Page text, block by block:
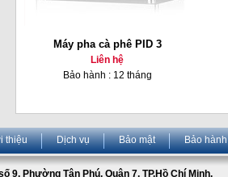
Máy pha cà phê PID 3
Liên hệ
Bảo hành : 12 tháng
thiệu Dịch vụ Bảo mật Bảo hành
9, Phường Tân Phú, Quận 7, TP.Hồ Chí Minh.